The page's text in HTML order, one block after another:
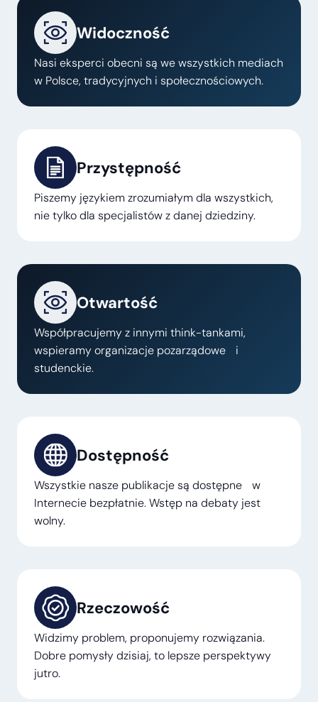
Widoczność
Nasi eksperci obecni są we wszystkich mediach
w Polsce, tradycyjnych i społecznościowych.
Przystępność
Piszemy językiem zrozumiałym dla wszystkich,
nie tylko dla specjalistów z danej dziedziny.
Otwartość
Współpracujemy z innymi think-tankami,
wspieramy organizacje pozarządowe i
studenckie.
Dostępność
Wszystkie nasze publikacje są dostępne w
Internecie bezpłatnie. Wstęp na debaty jest
wolny.
Rzeczowość
Widzimy problem, proponujemy rozwiązania.
Dobre pomysły dzisiaj, to lepsze perspektywy
jutro.